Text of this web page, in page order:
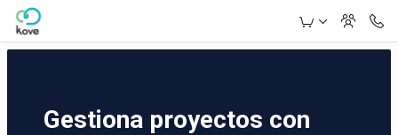
Skip to Main Content
Gestiona proyectos con